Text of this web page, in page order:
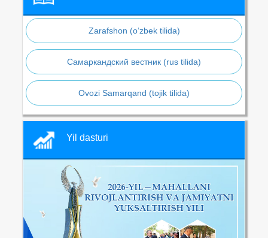
Zarafshon (o‘zbek tilida)
Самаркандский вестник (rus tilida)
Ovozi Samarqand (tojik tilida)
Yil dasturi